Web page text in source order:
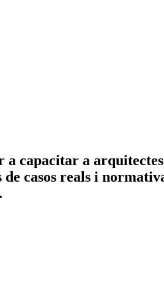
a capacitar a
casos reals i